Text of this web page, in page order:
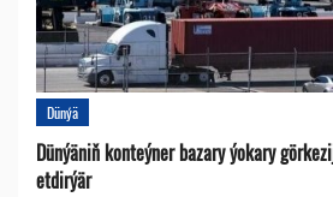
Dünýä
Dünýäniň konteýner bazary ýokary
etdirýär